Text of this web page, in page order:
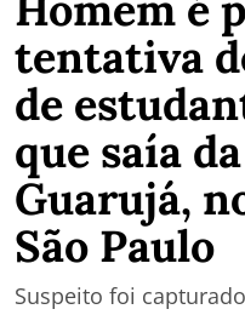
tentativa
de
que saía
Guarujá,
São Paulo
Suspeito foi